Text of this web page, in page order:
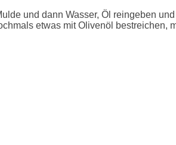
und dann Wasser, Öl reingeben
etwas mit Olivenöl